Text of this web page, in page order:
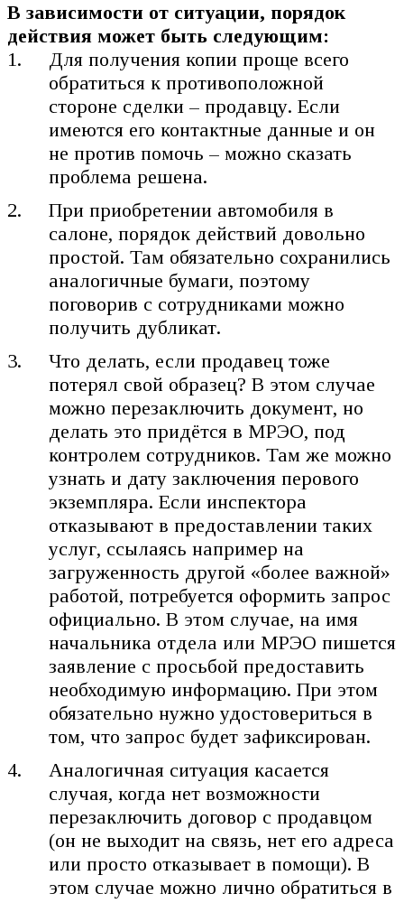
В зависимости от ситуации, порядок
действия может быть следующим:
Для получения копии проще всего
обратиться к противоположной
стороне сделки – продавцу. Если
имеются его контактные данные и он
не против помочь – можно сказать
проблема решена.
При приобретении автомобиля в
салоне, порядок действий довольно
простой. Там обязательно сохранились
аналогичные бумаги, поэтому
поговорив с сотрудниками можно
получить дубликат.
Что делать, если продавец тоже
потерял свой образец? В этом случае
можно перезаключить документ, но
делать это придётся в МРЭО, под
контролем сотрудников. Там же можно
узнать и дату заключения перового
экземпляра. Если инспектора
отказывают в предоставлении таких
услуг, ссылаясь например на
загруженность другой «более важной»
работой, потребуется оформить запрос
официально. В этом случае, на имя
начальника отдела или МРЭО пишется
заявление с просьбой предоставить
необходимую информацию. При этом
обязательно нужно удостовериться в
том, что запрос будет зафиксирован.
Аналогичная ситуация касается
случая, когда нет возможности
перезаключить договор с продавцом
(он не выходит на связь, нет его адреса
или просто отказывает в помощи). В
этом случае можно лично обратиться в